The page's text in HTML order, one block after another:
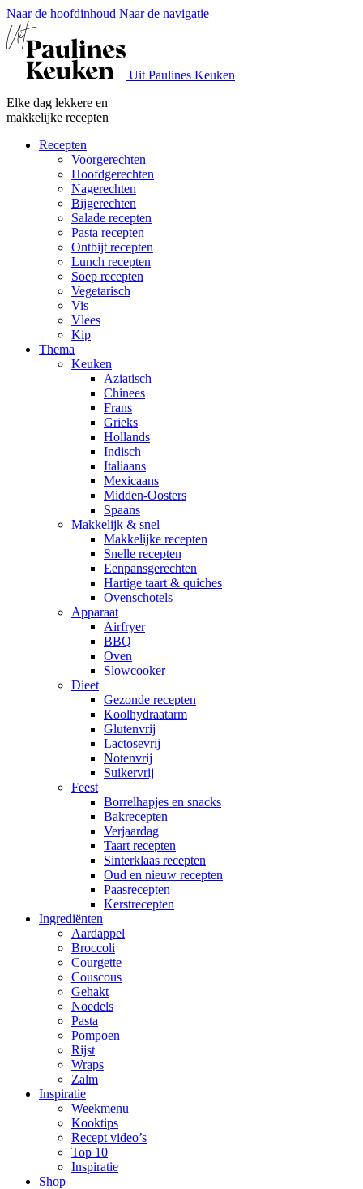
Naar de hoofdinhoud Naar de navigatie
Uit Paulines Keuken
Elke dag lekkere en
makkelijke recepten
Recepten
Voorgerechten
Hoofdgerechten
Nagerechten
Bijgerechten
Salade recepten
Pasta recepten
Ontbijt recepten
Lunch recepten
Soep recepten
Vegetarisch
Vis
Vlees
Kip
Thema
Keuken
Aziatisch
Chinees
Frans
Grieks
Hollands
Indisch
Italiaans
Mexicaans
Midden-Oosters
Spaans
Makkelijk & snel
Makkelijke recepten
Snelle recepten
Eenpansgerechten
Hartige taart & quiches
Ovenschotels
Apparaat
Airfryer
BBQ
Oven
Slowcooker
Dieet
Gezonde recepten
Koolhydraatarm
Glutenvrij
Lactosevrij
Notenvrij
Suikervrij
Feest
Borrelhapjes en snacks
Bakrecepten
Verjaardag
Taart recepten
Sinterklaas recepten
Oud en nieuw recepten
Paasrecepten
Kerstrecepten
Ingrediënten
Aardappel
Broccoli
Courgette
Couscous
Gehakt
Noedels
Pasta
Pompoen
Rijst
Wraps
Zalm
Inspiratie
Weekmenu
Kooktips
Recept video’s
Top 10
Inspiratie
Shop